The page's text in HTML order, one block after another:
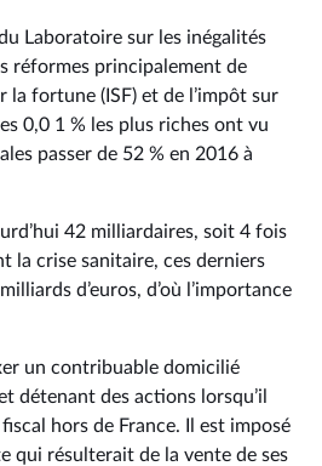
Laboratoire sur les inégalités
réformes principalement de
la fortune (ISF) et de l’impôt sur
0,0 1 % les plus riches ont vu
passer de 52 % en 2016 à
42 milliardaires, soit 4 fois
la crise sanitaire, ces derniers
d’euros, d’où l’importance
un contribuable domicilié
détenant des actions lorsqu’il
hors de France. Il est imposé
qui résulterait de la vente de ses